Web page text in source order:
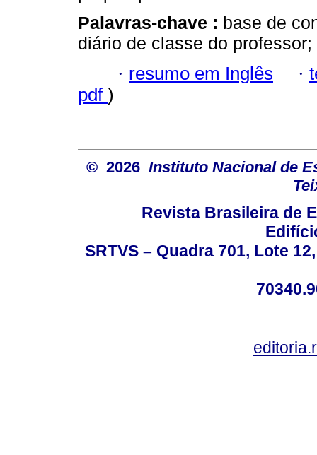
Palavras-chave : base de
diário de classe do
· resumo em Inglês ·
pdf )
© 2026 Instituto Nacional de
Revista Brasileira de
SRTVS – Quadra 701, Lote